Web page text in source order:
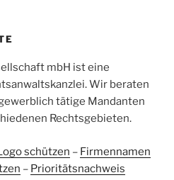
38
auf
werfen
mbH ist eine
Wir beraten
tätige Mandanten
Rechtsgebieten.
schützen – Firmennamen
– Prioritätsnachweis